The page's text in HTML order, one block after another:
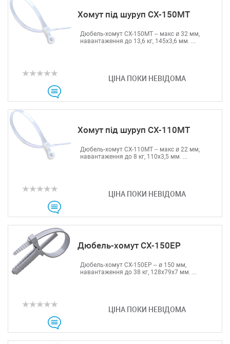
Хомут під шуруп CX-150МТ
ЦІНА ПОКИ НЕВІДОМА
Дюбель-хомут CX-150МТ – макс ø 32 мм,
навантаження до 13,6 кг, 145х3,6 мм. ...
Хомут під шуруп CX-110МТ
ЦІНА ПОКИ НЕВІДОМА
Дюбель-хомут CX-110МТ – макс ø 22 мм,
навантаження до 8 кг, 110х3,5 мм. ...
Дюбель-хомут CX-150EP
ЦІНА ПОКИ НЕВІДОМА
Дюбель-хомут CX-150EP – ø 150 мм,
навантаження до 38 кг, 128х79х7 мм. ...